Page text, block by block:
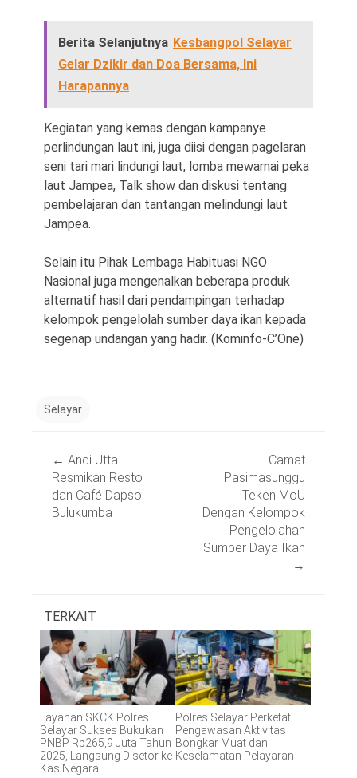
Berita Selanjutnya Kesbangpol Selayar
Gelar Dzikir dan Doa Bersama, Ini
Harapannya
Kegiatan yang kemas dengan kampanye
perlindungan laut ini, juga diisi dengan pagelaran
seni tari mari lindungi laut, lomba mewarnai peka
laut Jampea, Talk show dan diskusi tentang
pembelajaran dan tantangan melindungi laut
Jampea.
Selain itu Pihak Lembaga Habituasi NGO
Nasional juga mengenalkan beberapa produk
alternatif hasil dari pendampingan terhadap
kelompok pengelolah sumber daya ikan kepada
segenap undangan yang hadir. (Kominfo-C’One)
Selayar
navigation
← Andi Utta
Resmikan Resto
dan Café Dapso
Bulukumba
Camat
Pasimasunggu
Teken MoU
Dengan Kelompok
Pengelolahan
Sumber Daya Ikan
→
TERKAIT
Layanan SKCK Polres
Selayar Sukses Bukukan
PNBP Rp265,9 Juta Tahun
2025, Langsung Disetor ke
Kas Negara
Polres Selayar Perketat
Pengawasan Aktivitas
Bongkar Muat dan
Keselamatan Pelayaran